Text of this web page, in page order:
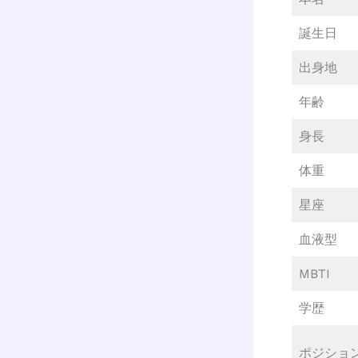
誕生日
出身地
年齢
身長
体重
星座
血液型
MBTI
学歴
ポジショ